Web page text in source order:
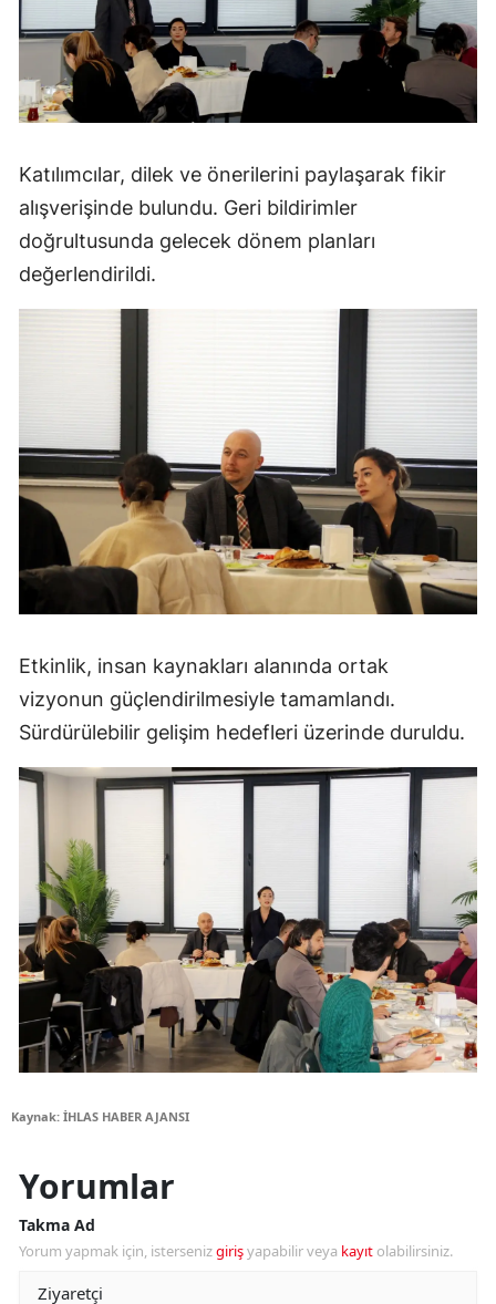
Katılımcılar, dilek ve önerilerini paylaşarak fikir
alışverişinde bulundu. Geri bildirimler
doğrultusunda gelecek dönem planları
değerlendirildi.
Etkinlik, insan kaynakları alanında ortak
vizyonun güçlendirilmesiyle tamamlandı.
Sürdürülebilir gelişim hedefleri üzerinde duruldu.
Kaynak: İHLAS HABER AJANSI
Yorumlar
Takma Ad
Yorum yapmak için, istersenizgirişyapabilir veya kayıt olabilirsiniz.